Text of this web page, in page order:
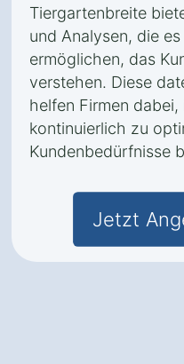
Tiergartenbreite
und Analysen, die
ermöglichen, das
verstehen. Diese
helfen Firmen dabei,
kontinuierlich zu
Kundenbedürfnisse
Jetzt